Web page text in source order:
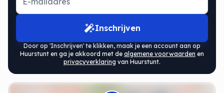
Inschrijven
Door op 'Inschrijven' te klikken, maak je een account aan op
Huurstunt en ga je akkoord met de algemene voorwaarden en
privacyverklaring van Huurstunt.